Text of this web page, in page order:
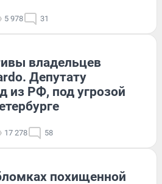
5 978 31
владельцев
Депутату
из РФ, под угрозой
17 278 58
похищенной